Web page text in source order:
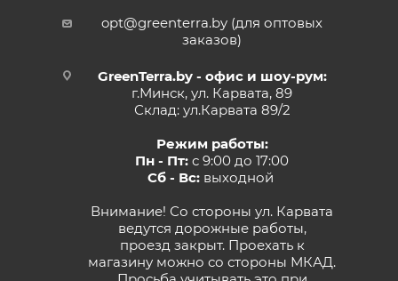
opt@greenterra.by (для оптовых
заказов)
GreenTerra.by - офис и шоу-рум:
г.Минск, ул. Карвата, 89
Склад: ул.Карвата 89/2
Режим работы:
Пн - Пт: с 9:00 до 17:00
Сб - Вс:выходной
Внимание! Со стороны ул. Карвата
ведутся дорожные работы,
проезд закрыт. Проехать к
магазину можно со стороны МКАД.